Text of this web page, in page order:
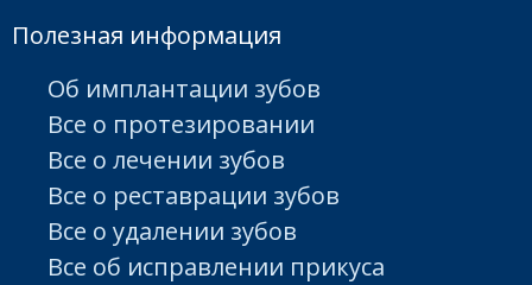
Полезная информация
Об имплантации зубов
Все о протезировании
Все о лечении зубов
Все о реставрации зубов
Все о удалении зубов
Все об исправлении прикуса